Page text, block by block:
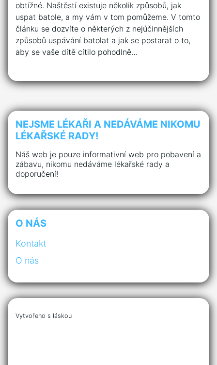
obtížné. Naštěstí existuje několik způsobů, jak
uspat batole, a my vám v tom pomůžeme. V tomto
článku se dozvíte o některých z nejúčinnějších
způsobů uspávání batolat a jak se postarat o to,
aby se vaše dítě cítilo pohodlně…
NEJSME LÉKAŘI A NEDÁVÁME NIKOMU
LÉKAŘSKÉ RADY!
Náš web je pouze informativní web pro pobavení a
zábavu, nikomu nedáváme lékařské rady a
doporučení!
O NÁS
Kontakt
O nás
Vytvořeno s láskou